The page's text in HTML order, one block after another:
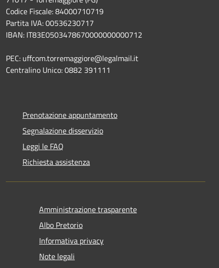
Codice Fiscale: 84000710719
Partita IVA: 00536230717
IBAN: IT83E0503478670000000000712
PEC: uffcom.torremaggiore@legalmail.it
Centralino Unico: 0882 391111
Prenotazione appuntamento
Segnalazione disservizio
Leggi le FAQ
Richiesta assistenza
Amministrazione trasparente
Albo Pretorio
Informativa privacy
Note legali